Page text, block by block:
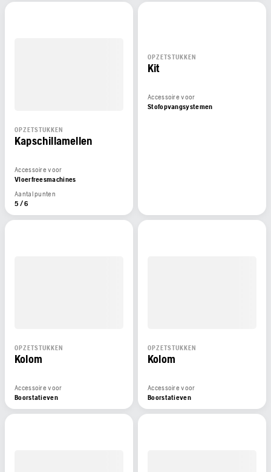
OPZETSTUKKEN
Kapschillamellen
Accessoire voor
Vloerfreesmachines
Aantal punten
5 / 6
OPZETSTUKKEN
Kit
Accessoire voor
Stofopvangsystemen
OPZETSTUKKEN
Kolom
Accessoire voor
Boorstatieven
OPZETSTUKKEN
Kolom
Accessoire voor
Boorstatieven